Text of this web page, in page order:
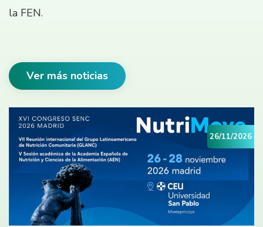
la FEN.
Ver más noticias
26/11/2026